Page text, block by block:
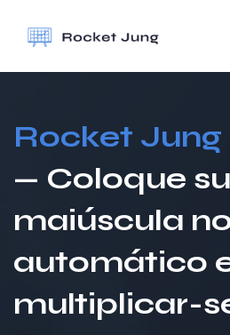
Rocket Jung
— Coloque
maiúscula
automático
multiplicar-